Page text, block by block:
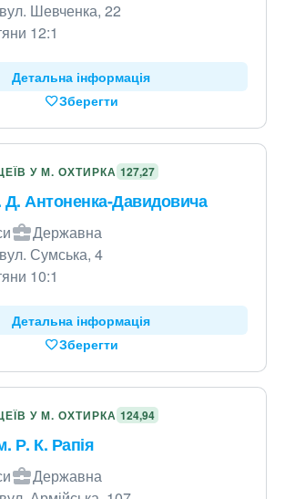
Шевченка, 22
12:1
Детальна інформація
Зберегти
У М. ОХТИРКА 127,27
Д. Антоненка-Давидовича
Державна
Сумська, 4
10:1
Детальна інформація
Зберегти
У М. ОХТИРКА 124,94
Р. К. Рапія
Державна